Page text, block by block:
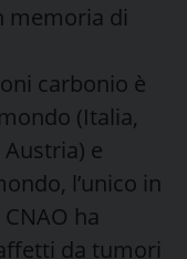
memoria di
carbonio è
(Italia,
e
l’unico in
ha
da tumori